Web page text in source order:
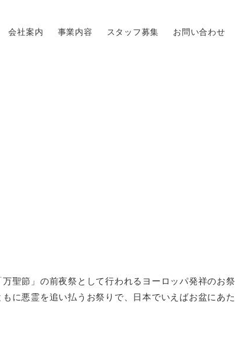
会社案内 事業内容 スタッフ募集 お問い合わせ
聖節」の前夜祭として行われるヨーロッパ発祥のお祭
に悪霊を追い払うお祭りで、日本でいえばお盆にあた